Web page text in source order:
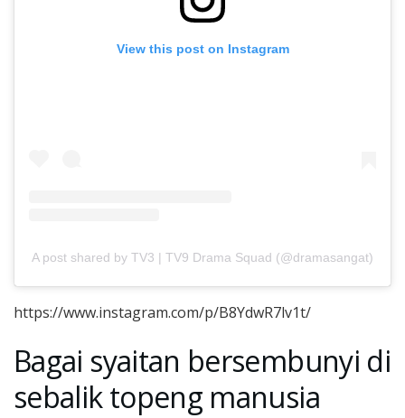
View this post on Instagram
A post shared by TV3 | TV9 Drama Squad (@dramasangat)
https://www.instagram.com/p/B8YdwR7lv1t/
Bagai syaitan bersembunyi di
sebalik topeng manusia